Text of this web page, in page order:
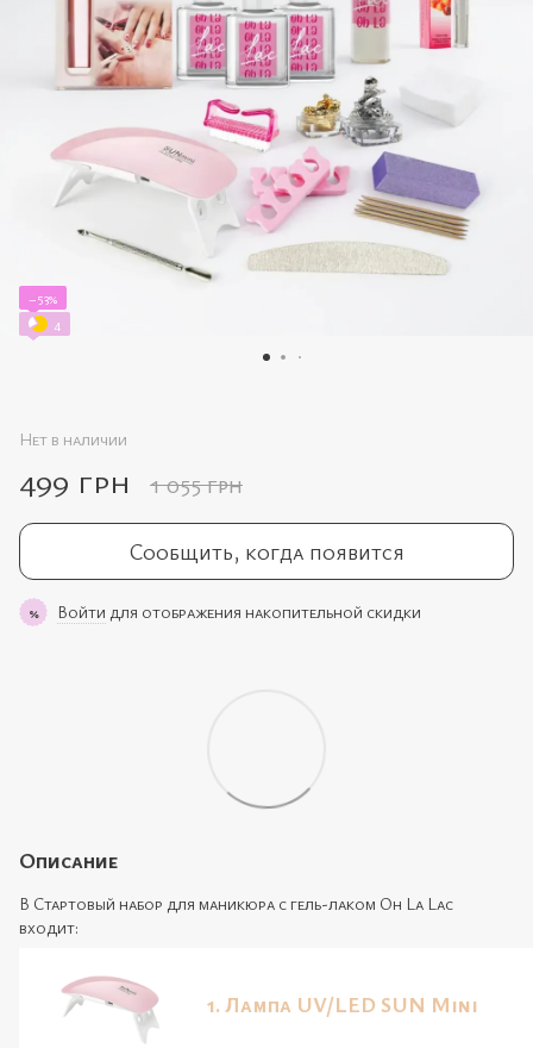
−53%
4
Нет в наличии
499 грн 1 055 грн
Сообщить, когда появится
% Войти для отображения накопительной скидки
Описание
В Стартовый набор для маникюра с гель-лаком Oh La Lac
входит:
1. Лампа UV/LED SUN Mini